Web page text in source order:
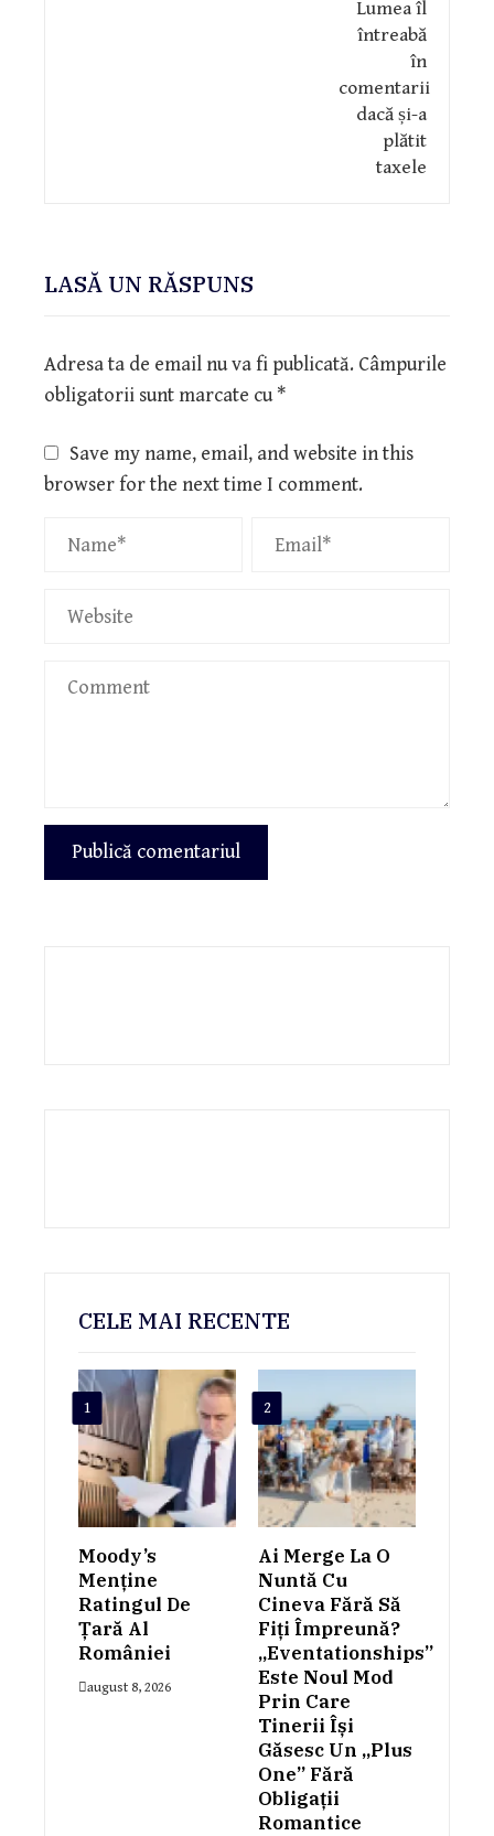
LASĂ UN RĂSPUNS
Adresa ta de email nu va fi publicată. Câmpurile
obligatorii sunt marcate cu*
Save my name, email, and website in this
browser for the next time I comment.
CELE MAI RECENTE
1
Moody’s
Menține
Ratingul De
Țară Al
României
august 8, 2026
2
Ai Merge La O
Nuntă Cu
Cineva Fără Să
Fiți Împreună?
„Eventationships”
Este Noul Mod
Prin Care
Tinerii Își
Găsesc Un „plus
One” Fără
Obligații
Romantice